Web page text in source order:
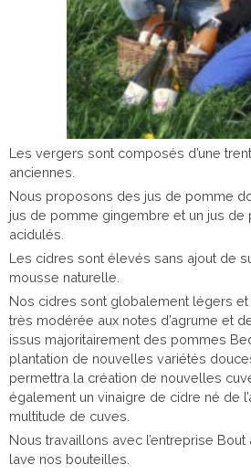
Les vergers sont composés d’une
anciennes.
Nous proposons des jus de pomme
jus de pomme gingembre et un jus de
acidulés.
Les cidres sont élevés sans ajout de
mousse naturelle.
Nos cidres sont globalement légers et
très modérée aux notes d’agrume et
issus majoritairement des pommes
plantation de nouvelles variétés
permettra la création de nouvelles
également un vinaigre de cidre né de
multitude de cuves.
Nous travaillons avec l’entreprise
lave nos bouteilles.